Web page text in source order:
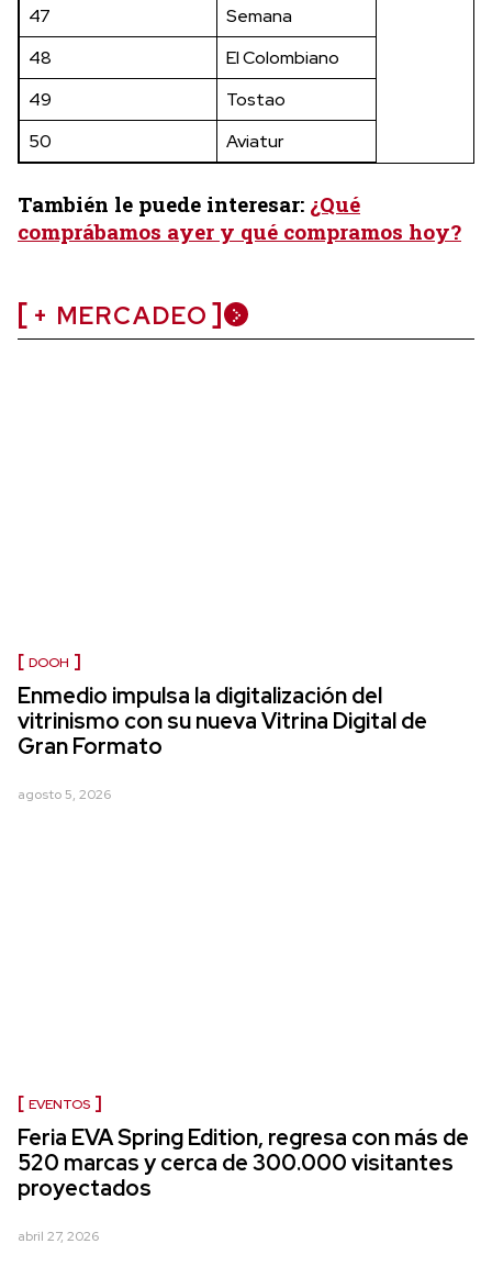
47
Semana
48
El Colombiano
49
Tostao
50
Aviatur
También le puede interesar: ¿Qué
comprábamos ayer y qué compramos hoy?
+ MERCADEO
DOOH
Enmedio impulsa la digitalización del
vitrinismo con su nueva Vitrina Digital de
Gran Formato
agosto 5, 2026
EVENTOS
Feria EVA Spring Edition, regresa con más de
520 marcas y cerca de 300.000 visitantes
proyectados
abril 27, 2026